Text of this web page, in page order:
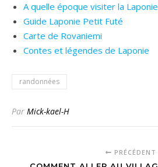
A quelle époque visiter la
Guide Laponie Petit Futé
Carte de Rovaniemi
Contes et légendes de Laponie
randonnées
Par Mick-kael-H
PRÉCÉDENT